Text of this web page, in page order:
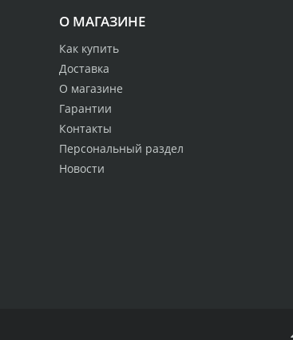
О МАГАЗИНЕ
Как купить
Доставка
О магазине
Гарантии
Контакты
Персональный раздел
Новости